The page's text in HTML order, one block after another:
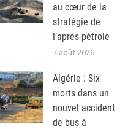
au cœur de la
stratégie de
l’après-pétrole
7 août 2026
Algérie : Six
morts dans un
nouvel accident
de bus à